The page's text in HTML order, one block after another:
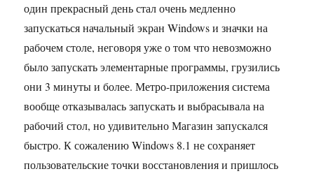
один прекрасный день стал очень медленно
запускаться начальный экран Windows и значки на
рабочем столе, неговоря уже о том что невозможно
было запускать элементарные программы, грузились
они 3 минуты и более. Метро-приложения система
вообще отказывалась запускать и выбрасывала на
рабочий стол, но удивительно Магазин запускался
быстро. К сожалению Windows 8.1 не сохраняет
пользовательские точки восстановления и пришлось